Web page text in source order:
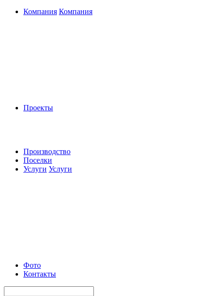
Компания Компания
Проекты
Производство
Поселки
Услуги Услуги
Фото
Контакты